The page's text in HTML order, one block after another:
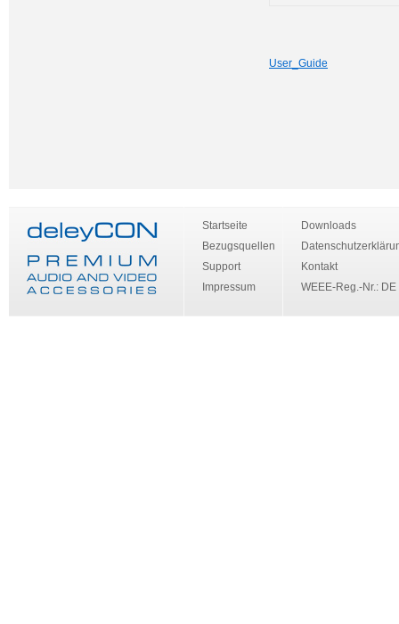
User_Guide
Startseite
Bezugsquellen
Support
Impressum
Downloads
Kontakt
WEEE-Reg.-Nr.: